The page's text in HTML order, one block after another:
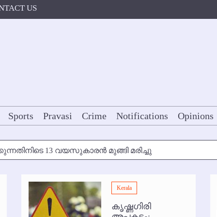
US
Sports Pravasi Crime Notifications Opinions
13 വയസുകാരന്‍ മുങ്ങി മരിച്ചു
മുതല്‍
ഇല്ല
Kerala
കൃഷ്ണഗിരി